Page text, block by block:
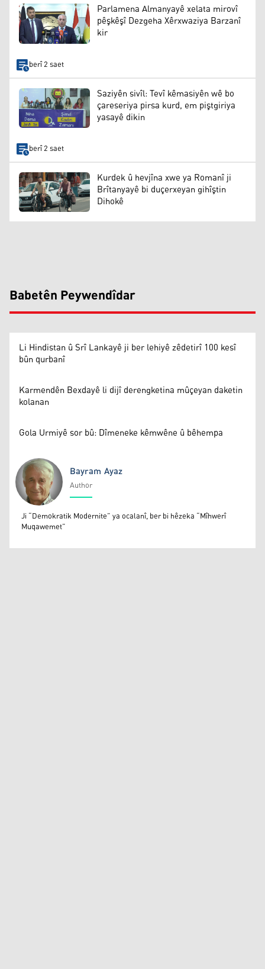
Parlamena Almanyayê xelata mirovî
pêşkêşî Dezgeha Xêrxwaziya Barzanî
kir
berî 2 saet
Saziyên sivîl: Tevî kêmasiyên wê bo
çareseriya pirsa kurd, em piştgiriya
yasayê dikin
berî 2 saet
Kurdek û hevjîna xwe ya Romanî ji
Brîtanyayê bi duçerxeyan gihîştin
Dihokê
Babetên Peywendîdar
Li Hindistan û Srî Lankayê ji ber lehiyê zêdetirî 100 kesî
bûn qurbanî
Karmendên Bexdayê li dijî derengketina mûçeyan daketin
kolanan
Gola Urmiyê sor bû: Dîmeneke kêmwêne û bêhempa
Bayram Ayaz
Bayram Ayaz
Author
Ji “Demokratik Modernite” ya ocalanî, ber bi hêzeka “Mîhwerî
Muqawemet”